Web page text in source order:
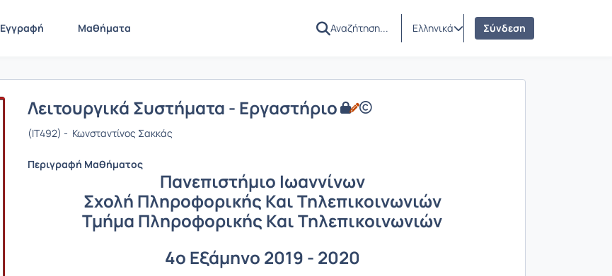
Εγγραφή Μαθήματα Ελληνικά Σύνδεση
Λειτουργικά Συστήματα - Εργαστήριο
(IT492) - Κωνσταντίνος Σακκάς
Περιγραφή Μαθήματος
Πανεπιστήμιο Ιωαννίνων
Σχολή Πληροφορικής Και Τηλεπικοινωνιών
Τμήμα Πληροφορικής Και Τηλεπικοινωνιών
4ο Εξάμηνο 2019 - 2020